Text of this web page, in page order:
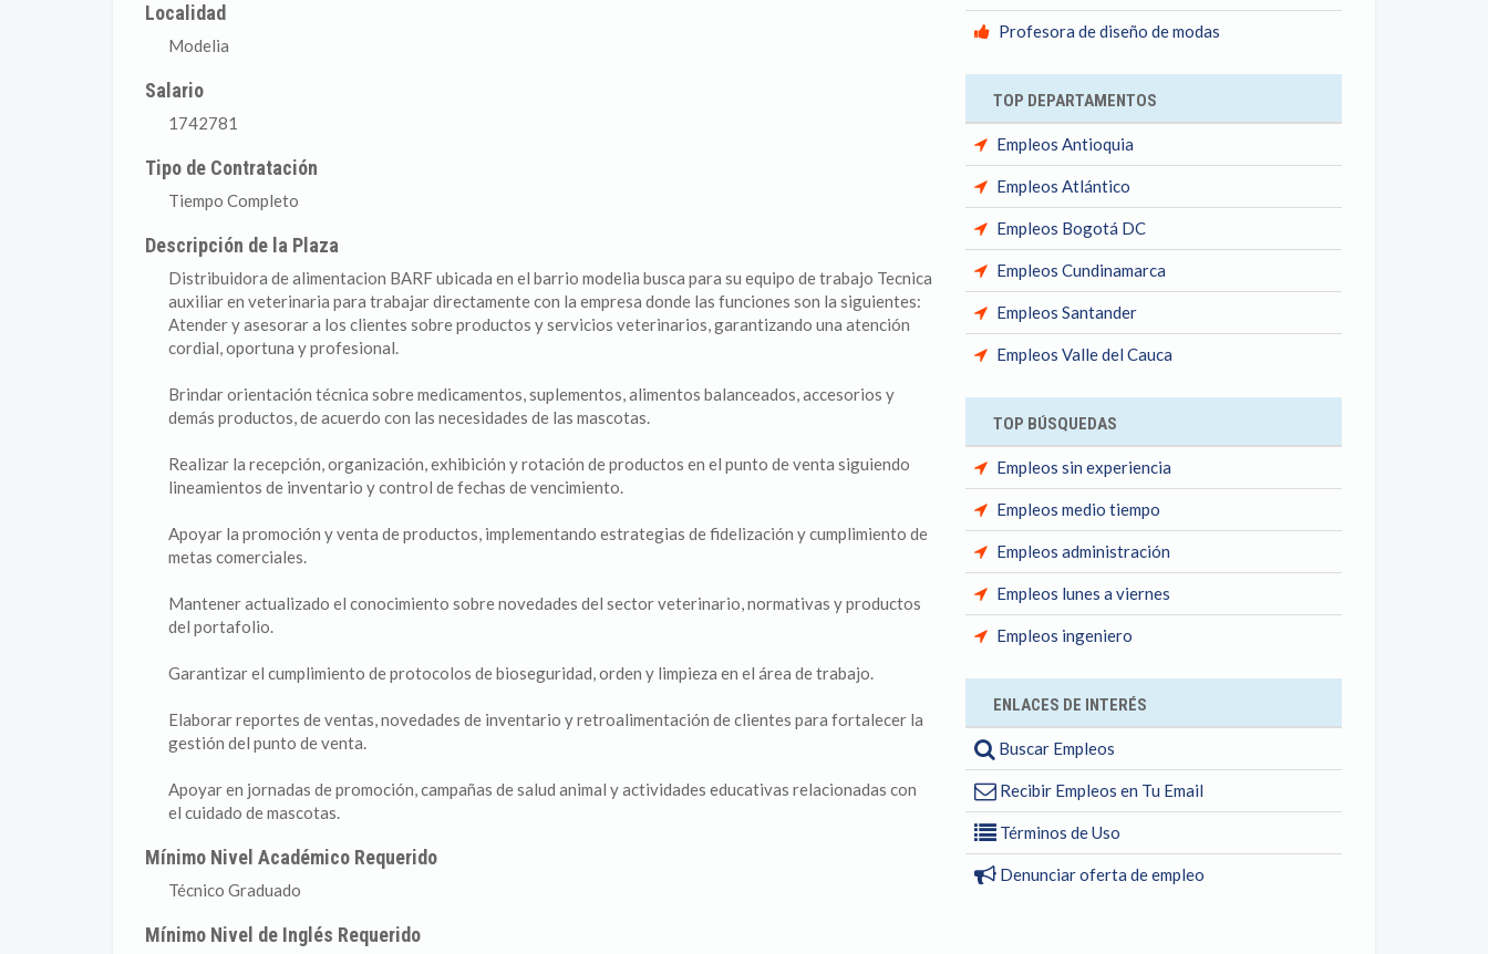
Localidad
Modelia
Salario
1742781
Tipo de Contratación
Tiempo Completo
Descripción de la Plaza
Distribuidora de alimentacion BARF ubicada en el barrio modelia busca para su equipo de trabajo Tecnica
auxiliar en veterinaria para trabajar directamente con la empresa donde las funciones son la siguientes:
Atender y asesorar a los clientes sobre productos y servicios veterinarios, garantizando una atención
cordial, oportuna y profesional.
Brindar orientación técnica sobre medicamentos, suplementos, alimentos balanceados, accesorios y
demás productos, de acuerdo con las necesidades de las mascotas.
Realizar la recepción, organización, exhibición y rotación de productos en el punto de venta siguiendo
lineamientos de inventario y control de fechas de vencimiento.
Apoyar la promoción y venta de productos, implementando estrategias de fidelización y cumplimiento de
metas comerciales.
Mantener actualizado el conocimiento sobre novedades del sector veterinario, normativas y productos
del portafolio.
Garantizar el cumplimiento de protocolos de bioseguridad, orden y limpieza en el área de trabajo.
Elaborar reportes de ventas, novedades de inventario y retroalimentación de clientes para fortalecer la
gestión del punto de venta.
Apoyar en jornadas de promoción, campañas de salud animal y actividades educativas relacionadas con
el cuidado de mascotas.
Mínimo Nivel Académico Requerido
Técnico Graduado
Mínimo Nivel de Inglés Requerido
Profesora de diseño de modas
TOP DEPARTAMENTOS
Empleos Antioquia
Empleos Atlántico
Empleos Bogotá DC
Empleos Cundinamarca
Empleos Santander
Empleos Valle del Cauca
TOP BÚSQUEDAS
Empleos sin experiencia
Empleos medio tiempo
Empleos administración
Empleos lunes a viernes
Empleos ingeniero
ENLACES DE INTERÉS
Buscar Empleos
Recibir Empleos en Tu Email
Términos de Uso
Denunciar oferta de empleo